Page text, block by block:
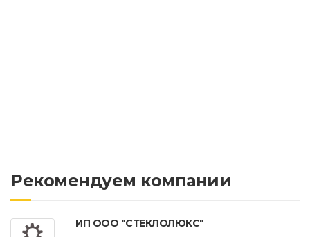
Рекомендуем компании
ИП ООО "СТЕКЛОЛЮКС"